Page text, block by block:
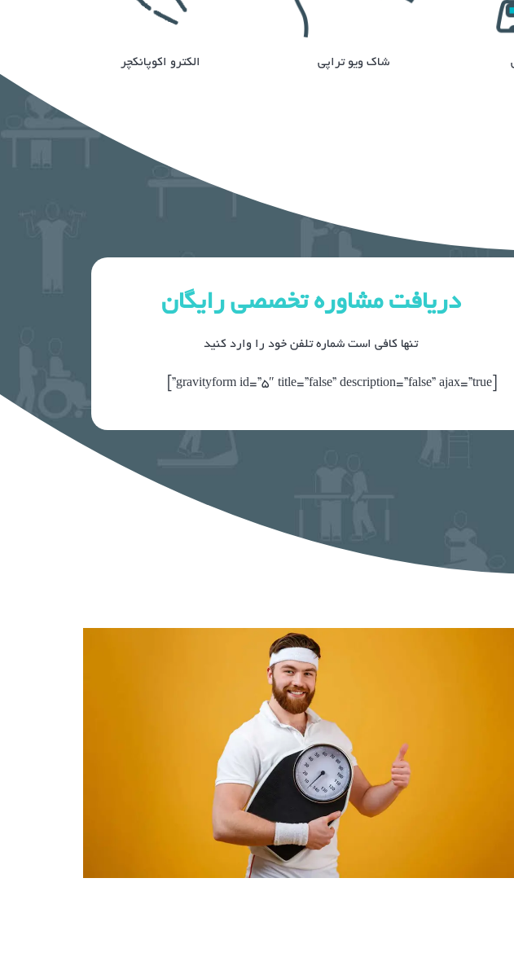
شاک ویو تراپی الکترو اکوپانکچر
دریافت مشاوره تخصصی رایگان
تنها کافی است شماره تلفن خود را وارد کنید